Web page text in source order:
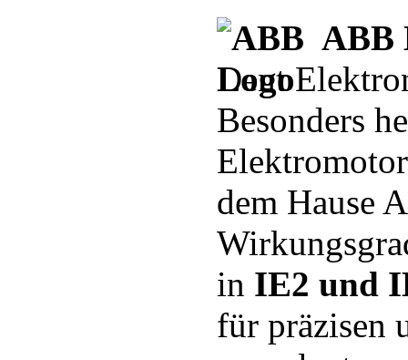
ABB
Dent
Besonders
dem Hause
in IE2 und
für präzisen